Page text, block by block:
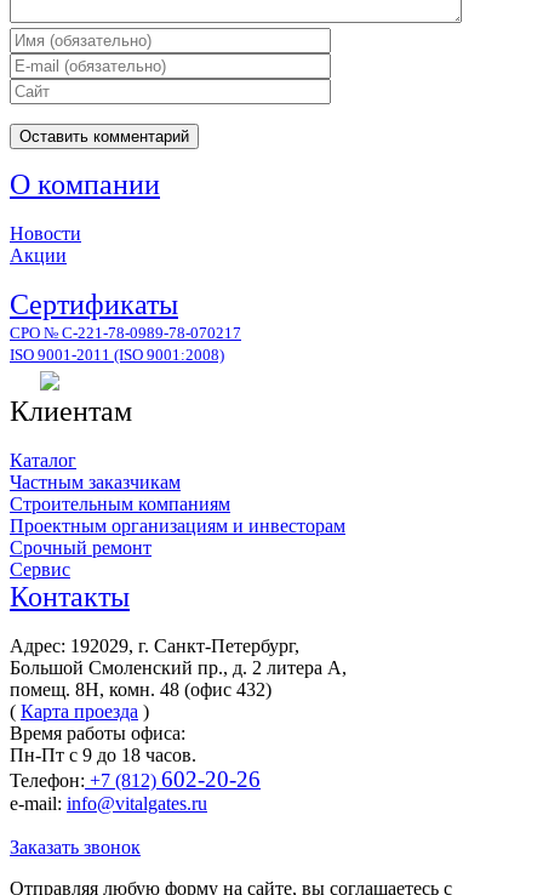
О компании
Новости
Акции
Сертификаты
СРО № С-221-78-0989-78-070217
ISO 9001-2011 (ISO 9001:2008)
Клиентам
Каталог
Частным заказчикам
Строительным компаниям
Проектным организациям и инвесторам
Срочный ремонт
Сервис
Контакты
Адрес: 192029, г. Санкт-Петербург,
Большой Смоленский пр., д. 2 литера А,
помещ. 8Н, комн. 48 (офис 432)
( Карта проезда )
Время работы офиса:
Пн-Пт с 9 до 18 часов.
Телефон: +7 (812) 602-20-26
e-mail: info@vitalgates.ru
Заказать звонок
Отправляя любую форму на сайте, вы соглашаетесь с